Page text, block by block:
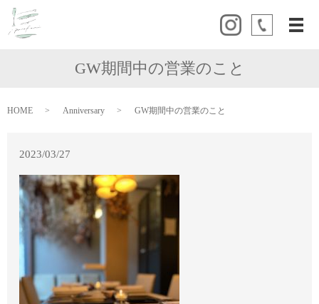
メ
GW期間中の営業のこと
HOME Anniversary GW期間中の営業のこと
2023/03/27